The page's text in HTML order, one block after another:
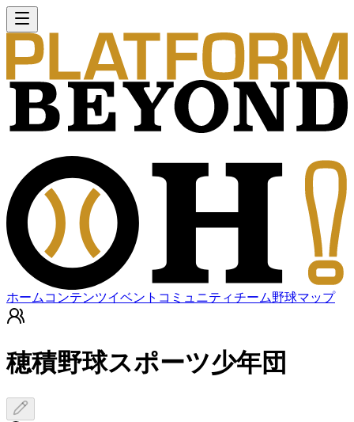
ホーム コンテンツイベント コミュニティチーム野球マップ
穂積野球スポーツ少年団